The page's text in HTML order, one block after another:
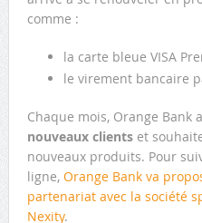
comme :
la carte bleue VISA
le virement bancaire
Chaque mois, Orange Bank
nouveaux clientset
nouveaux produits. Pour
ligne, Orange Bank va
partenariat avec la société
Nexity.